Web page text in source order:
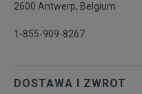
2600 Antwerp, Belgium
1-855-909-8267
DOSTAWA I ZWROT